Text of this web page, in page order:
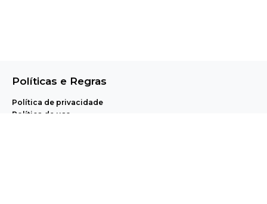
Políticas e Regras
Política de privacidade
Política de uso